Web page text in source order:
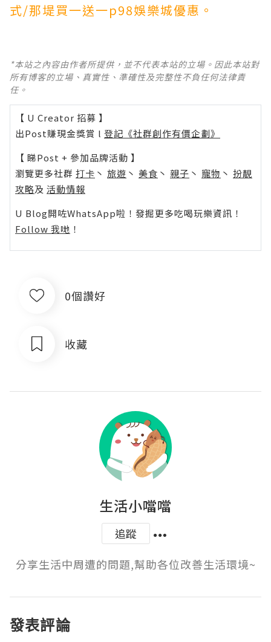
式/那堤買一送一p98娛樂城優惠。
*本站之內容由作者所提供，並不代表本站的立場。因此本站對
所有博客的立場、真實性、準確性及完整性不負任何法律責
任。
【 U Creator 招募 】
出Post賺現金獎賞 l 登記《社群創作有價企劃》
【 睇Post + 參加品牌活動 】
瀏覽更多社群 打卡 丶 旅遊 丶 美食 丶 親子 丶 寵物 丶 扮靚
攻略及 活動情報
U Blog開咗WhatsApp啦！發掘更多吃喝玩樂資訊！
Follow 我哋 ！
0個讚好
收藏
生活小噹噹
追蹤
分享生活中周遭的問題,幫助各位改善生活環境~
發表評論